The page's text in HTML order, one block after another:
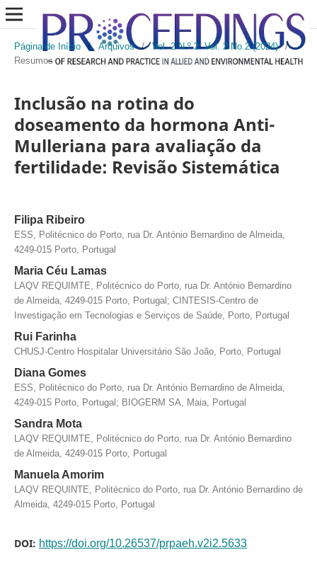
Página de Início / Arquivos / Vol. 2 N.º 2: Vol. 2 No.2 (2024)
/
Resumos
Inclusão na rotina do
doseamento da hormona Anti-
Mulleriana para avaliação da
fertilidade: Revisão Sistemática
Filipa Ribeiro
ESS, Politécnico do Porto, rua Dr. António Bernardino de Almeida,
4249-015 Porto, Portugal
Maria Céu Lamas
LAQV REQUIMTE, Politécnico do Porto, rua Dr. António Bernardino
de Almeida, 4249-015 Porto, Portugal; CINTESIS-Centro de
Investigação em Tecnologias e Serviços de Saúde, Porto, Portugal
Rui Farinha
CHUSJ-Centro Hospitalar Universitário São João, Porto, Portugal
Diana Gomes
ESS, Politécnico do Porto, rua Dr. António Bernardino de Almeida,
4249-015 Porto, Portugal; BIOGERM SA, Maia, Portugal
Sandra Mota
LAQV REQUIMTE, Politécnico do Porto, rua Dr. António Bernardino
de Almeida, 4249-015 Porto, Portugal
Manuela Amorim
LAQV REQUINTE, Politécnico do Porto, rua Dr. António Bernardino de
Almeida, 4249-015 Porto, Portugal
DOI: https://doi.org/10.26537/prpaeh.v2i2.5633